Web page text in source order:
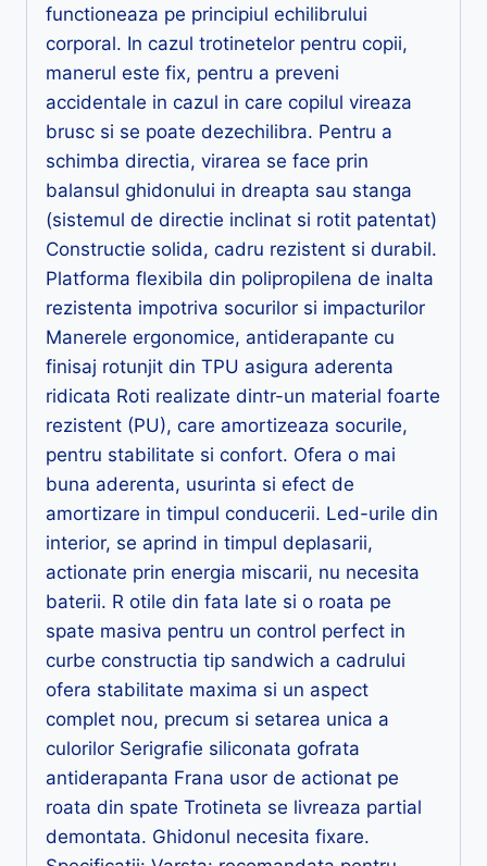
functioneaza pe principiul echilibrului
corporal. In cazul trotinetelor pentru copii,
manerul este fix, pentru a preveni
accidentale in cazul in care copilul vireaza
brusc si se poate dezechilibra. Pentru a
schimba directia, virarea se face prin
balansul ghidonului in dreapta sau stanga
(sistemul de directie inclinat si rotit patentat)
Constructie solida, cadru rezistent si durabil.
Platforma flexibila din polipropilena de inalta
rezistenta impotriva socurilor si impacturilor
Manerele ergonomice, antiderapante cu
finisaj rotunjit din TPU asigura aderenta
ridicata Roti realizate dintr-un material foarte
rezistent (PU), care amortizeaza socurile,
pentru stabilitate si confort. Ofera o mai
buna aderenta, usurinta si efect de
amortizare in timpul conducerii. Led-urile din
interior, se aprind in timpul deplasarii,
actionate prin energia miscarii, nu necesita
baterii. R otile din fata late si o roata pe
spate masiva pentru un control perfect in
curbe constructia tip sandwich a cadrului
ofera stabilitate maxima si un aspect
complet nou, precum si setarea unica a
culorilor Serigrafie siliconata gofrata
antiderapanta Frana usor de actionat pe
roata din spate Trotineta se livreaza partial
demontata. Ghidonul necesita fixare.